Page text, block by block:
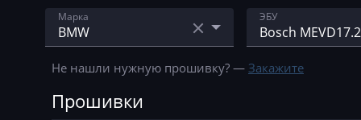
Марка
Acura
AebiSchmidt
ЭБУ
Bosch EDC15
Не нашли нужную прошивку? — Закажите
Прошивки